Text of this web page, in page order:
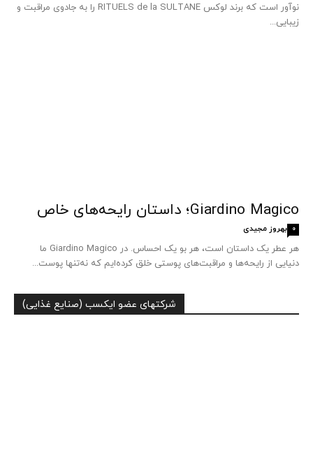
نوآور است که برند لوکس RITUELS de la SULTANE را به جادوی مراقبت و
زیبایی...
Giardino Magico؛ داستان رایحه‌های خاص
بهروز مجیدی 0
هر عطر یک داستان است، هر بو یک احساس. در Giardino Magico ما
دنیایی از رایحه‌ها و مراقبت‌های پوستی خلق کرده‌ایم که نه‌تنها پوست...
شرکتهای عضو ایکسب (صنایع غذایی)